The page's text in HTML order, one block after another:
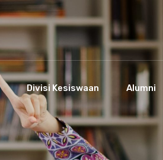
Divisi Kesiswaan Alumni